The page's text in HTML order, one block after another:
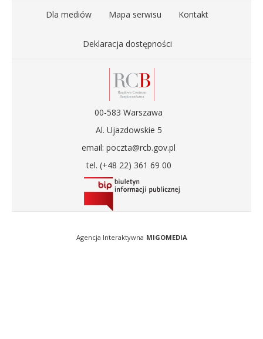
Dla mediów Mapa serwisu Kontakt
Deklaracja dostępności
00-583 Warszawa
Al. Ujazdowskie 5
email: poczta@rcb.gov.pl
tel. (+48 22) 361 69 00
Agencja Interaktywna MIGOMEDIA